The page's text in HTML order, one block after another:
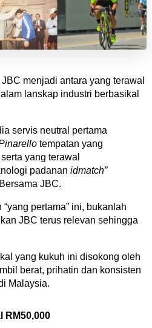
menjadi antara yang terawal
lanskap industri berbasikal
servis neutral pertama
tempatan yang
yang terawal
padanan idmatch”
JBC.
pertama” ini, bukanlah
JBC terus relevan sehingga
yang kukuh ini disokong oleh
berat, prihatin dan konsisten
Malaysia.
RM50,000